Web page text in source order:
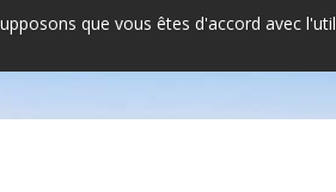
que vous êtes d'accord avec